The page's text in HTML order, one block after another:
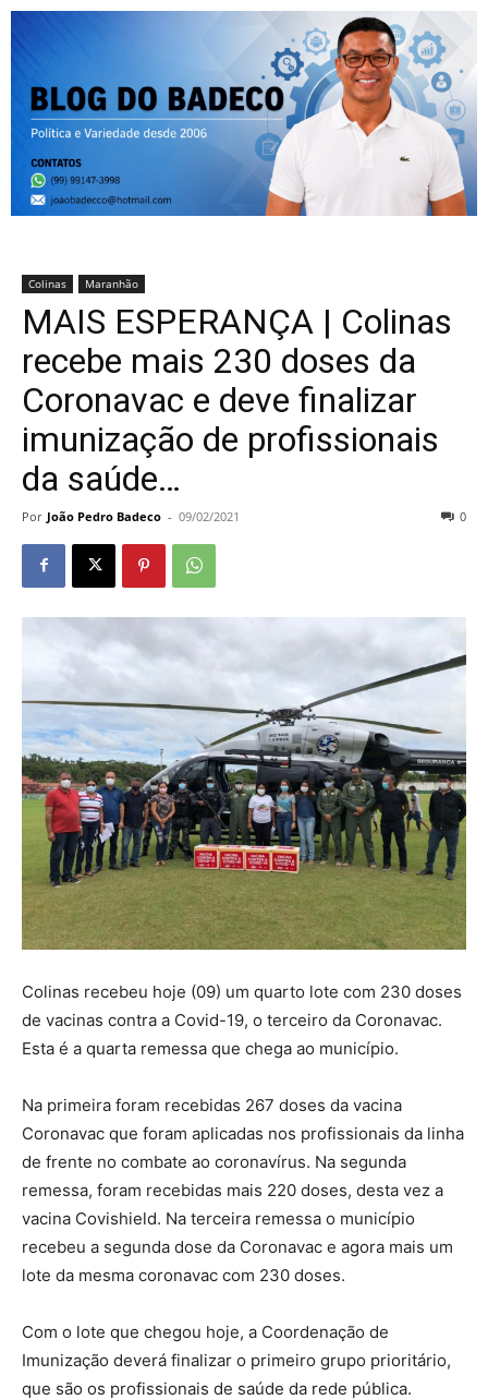
Colinas Maranhão
MAIS ESPERANÇA | Colinas
recebe mais 230 doses da
Coronavac e deve finalizar
imunização de profissionais
da saúde…
Por João Pedro Badeco - 09/02/2021 0
Colinas recebeu hoje (09) um quarto lote com 230 doses
de vacinas contra a Covid-19, o terceiro da Coronavac.
Esta é a quarta remessa que chega ao município.
Na primeira foram recebidas 267 doses da vacina
Coronavac que foram aplicadas nos profissionais da linha
de frente no combate ao coronavírus. Na segunda
remessa, foram recebidas mais 220 doses, desta vez a
vacina Covishield. Na terceira remessa o município
recebeu a segunda dose da Coronavac e agora mais um
lote da mesma coronavac com 230 doses.
Com o lote que chegou hoje, a Coordenação de
Imunização deverá finalizar o primeiro grupo prioritário,
que são os profissionais de saúde da rede pública.